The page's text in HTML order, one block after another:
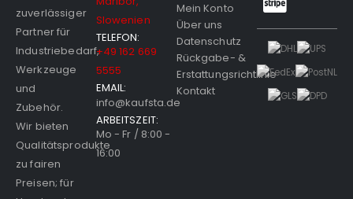
zuverlässiger
Partner für
Industriebedarf,
Werkzeuge
und
Zubehör.
Wir bieten
Qualitätsprodukte
zu fairen
Preisen; für
Slowenien
TELEFON:
+49 162 669
5555
EMAIL:
info@kaufsta.de
ARBEITSZEIT:
Mo - Fr / 8:00 -
16:00
Mein Konto
Über uns
Datenschutz
Rückgabe- &
Erstattungsrichtlinie
Kontakt